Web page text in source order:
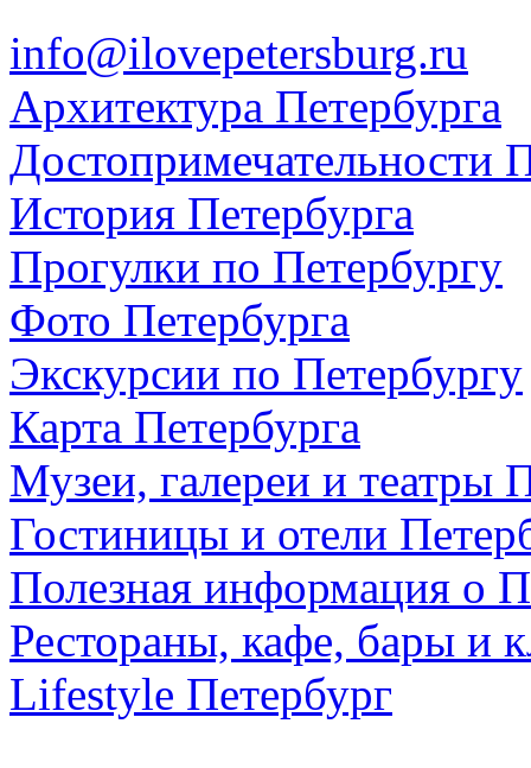
info@ilovepetersburg.ru
Архитектура Петербурга
Достопримечательности
История Петербурга
Прогулки по Петербургу
Фото Петербурга
Экскурсии по Петербургу
Карта Петербурга
Музеи, галереи и театры
Гостиницы и отели
Полезная информация о
Рестораны, кафе, бары и
Lifestyle Петербург